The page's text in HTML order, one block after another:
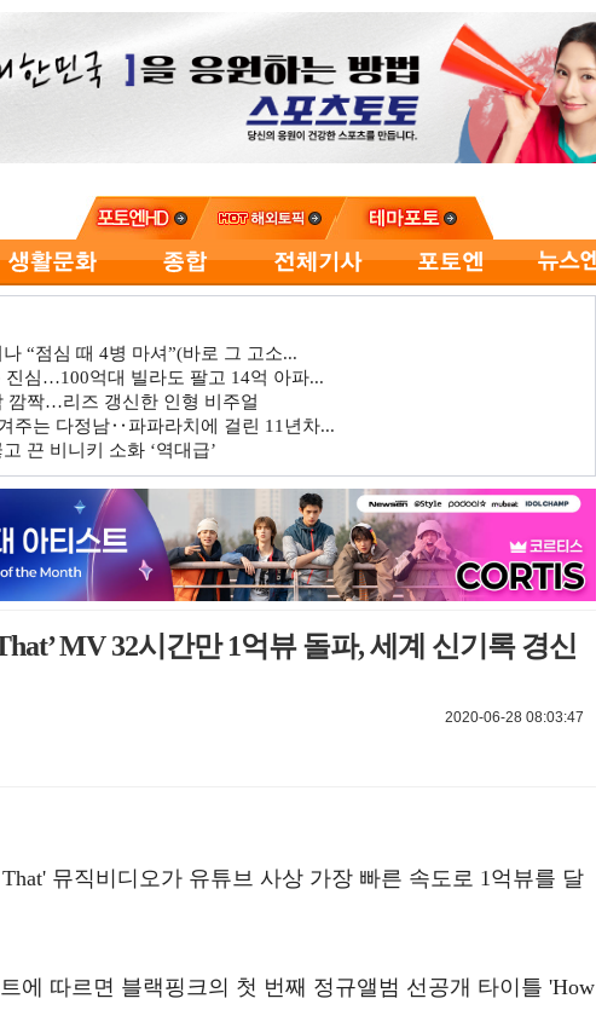
“점심 때 4병 마셔”(바로 그 고소...
심…100억대 빌라도 팔고 14억 아파...
깜짝…리즈 갱신한 인형 비주얼
주는 다정남‥파파라치에 걸린 11년차...
끈 비니키 소화 ‘역대급’
MV 32시간만 1억뷰 돌파, 세계 신기록 경신
2020-06-28 08:03:47
뮤직비디오가 유튜브 사상 가장 빠른 속도로 1억뷰를 달
에 따르면 블랙핑크의 첫 번째 정규앨범 선공개 타이틀 'How